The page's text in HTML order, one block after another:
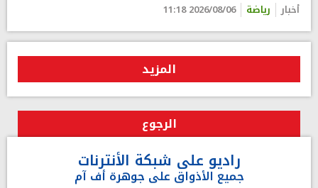
أخبار رياضة 2026/08/06 11:18
المزيد
الرجوع
راديو على شبكة الأنترنات
جميع الأذواق على جوهرة أف آم